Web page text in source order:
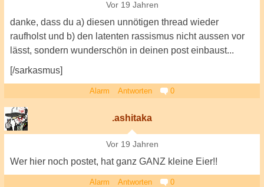
Vor 19 Jahren
danke, dass du a) diesen unnötigen thread wieder
raufholst und b) den latenten rassismus nicht aussen vor
lässt, sondern wunderschön in deinen post einbaust...
[/sarkasmus]
Alarm Antworten 0
.ashitaka
Vor 19 Jahren
Wer hier noch postet, hat ganz GANZ kleine Eier!!
Alarm Antworten 0